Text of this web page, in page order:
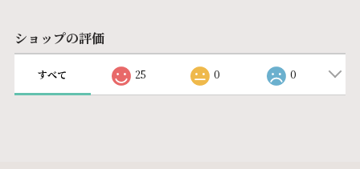
ショップの評価
すべて 25 0 0